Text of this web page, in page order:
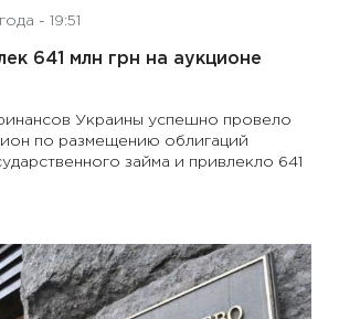
- 19:51
641 млн грн на аукционе
Украины успешно провело
по размещению облигаций
займа и привлекло 641